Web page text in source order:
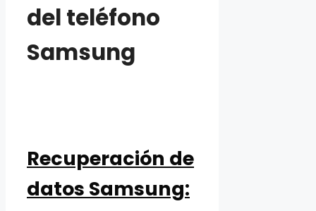
del teléfono
Samsung
Recuperación de
datos Samsung: